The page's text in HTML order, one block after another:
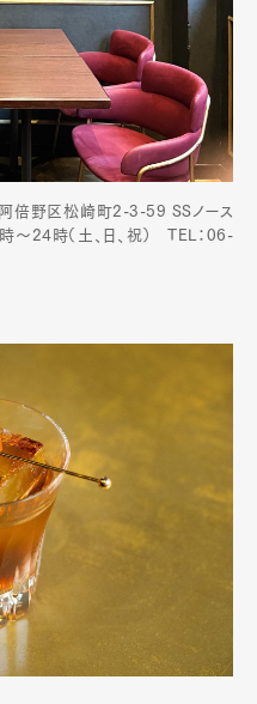
倍野区松崎町2-3-59 SSノース
24時（土、日、祝） TEL：06-